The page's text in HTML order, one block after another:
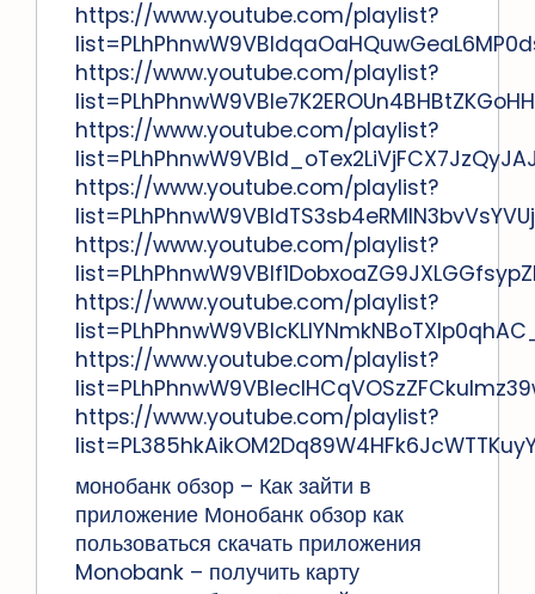
https://www.youtube.com/playlist?
https://www.youtube.com/playlist?
https://www.youtube.com/playlist?
https://www.youtube.com/playlist?
https://www.youtube.com/playlist?
https://www.youtube.com/playlist?
https://www.youtube.com/playlist?
https://www.youtube.com/playlist?
монобанк обзор – Как зайти в
приложение Монобанк обзор как
пользоваться скачать приложения
Monobank – получить карту